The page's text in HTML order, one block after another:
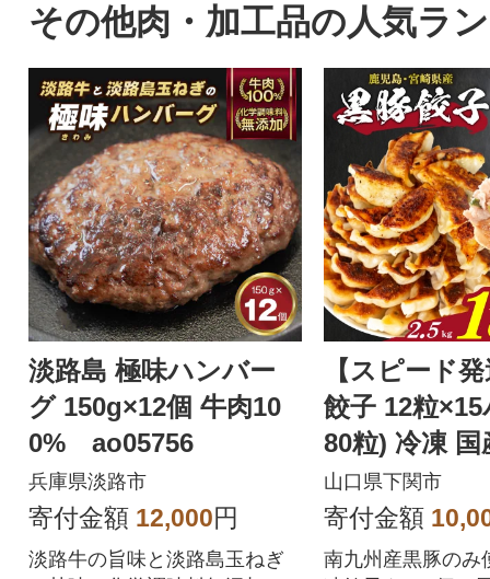
その他肉・加工品の人気ラ
淡路島 極味ハンバー
グ 150g×12個 牛肉10
0% ao05756
兵庫県淡路市
寄付金額 12,000円
淡路牛の旨味と淡路島玉ねぎ
【スピード
餃子 12粒
80粒) 冷凍 国
あり IB051
山口県下関市
寄付金額
南九州産黒豚のみ